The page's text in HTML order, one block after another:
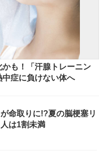
も！「汗腺トレーニン
症に負けない体へ
命取りに!?夏の脳梗塞リ
は1割未満